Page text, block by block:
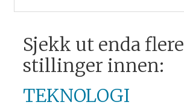
Sjekk ut enda flere
stillinger innen:
TEKNOLOGI